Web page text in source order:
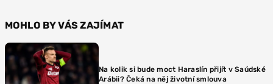
MOHLO BY VÁS ZAJÍMAT
Na kolik si bude moct Haraslín přijít v Saúdské
Arábii? Čeká na něj životní smlouva